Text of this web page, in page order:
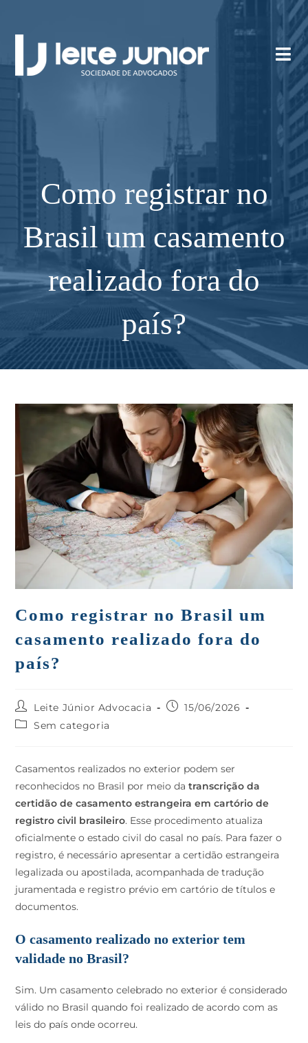
Como registrar no
Brasil um casamento
realizado fora do
país?
Como registrar no Brasil um
casamento realizado fora do
país?
Leite Júnior Advocacia
15/06/2026
Sem categoria
Casamentos realizados no exterior podem ser
reconhecidos no Brasil por meio datranscrição da
certidão de casamento estrangeira em cartório de
registro civil brasileiro. Esse procedimento atualiza
oficialmente o estado civil do casal no país. Para fazer o
registro, é necessário apresentar a certidão estrangeira
legalizada ou apostilada, acompanhada de tradução
juramentada e registro prévio em cartório de títulos e
documentos.
O casamento realizado no exterior tem
validade no Brasil?
Sim. Um casamento celebrado no exterior é considerado
válido no Brasil quando foi realizado de acordo com as
leis do país onde ocorreu.